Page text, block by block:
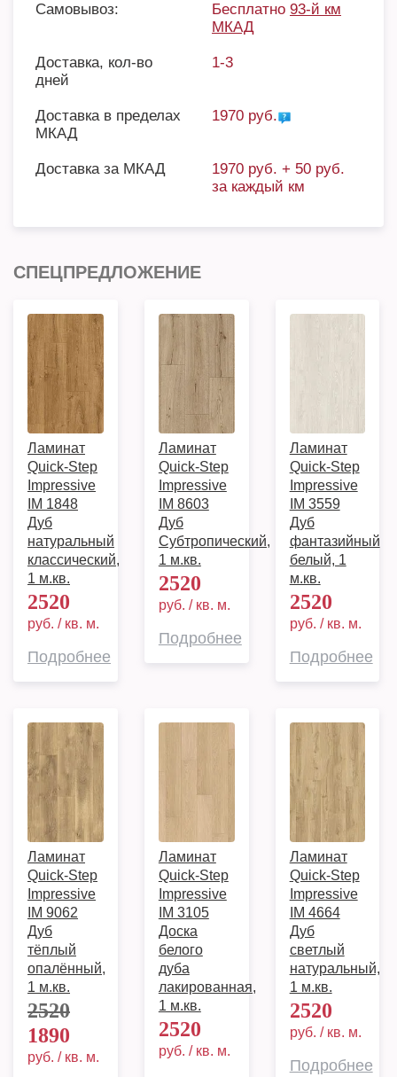
Самовывоз: Бесплатно 93-й км
МКАД
Доставка, кол-во
дней
1-3
Доставка в пределах
МКАД
1970 руб.
Доставка за МКАД
1970 руб. + 50 руб.
за каждый км
СПЕЦПРЕДЛОЖЕНИЕ
Ламинат
Quick-Step
Impressive
IM 1848
Дуб
натуральный
классический,
1 м.кв.
2520
руб. / кв. м.
Подробнее
Ламинат
Quick-Step
Impressive
IM 8603
Дуб
Субтропический,
1 м.кв.
2520
руб. / кв. м.
Подробнее
Ламинат
Quick-Step
Impressive
IM 3559
Дуб
фантазийный
белый, 1
м.кв.
2520
руб. / кв. м.
Подробнее
Ламинат
Quick-Step
Impressive
IM 9062
Дуб
тёплый
опалённый,
1 м.кв.
2520
1890
руб. / кв. м.
Ламинат
Quick-Step
Impressive
IM 3105
Доска
белого
дуба
лакированная,
1 м.кв.
2520
руб. / кв. м.
Ламинат
Quick-Step
Impressive
IM 4664
Дуб
светлый
натуральный,
1 м.кв.
2520
руб. / кв. м.
Подробнее